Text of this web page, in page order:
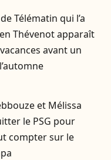
Télématin qui l’a
Thévenot apparaît
avant un
et Mélissa
le PSG pour
compter sur le